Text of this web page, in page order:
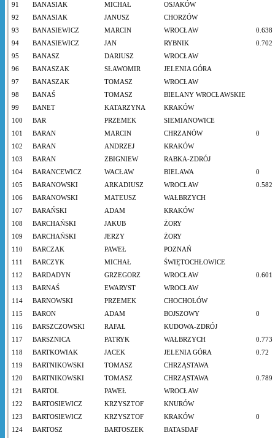
91
BANASIAK MICHAŁ
OSJAKÓW
92
BANASIAK JANUSZ
CHORZÓW
93
BANASIEWICZ MARCIN WROCŁAW
0.638
94
BANASIEWICZ JAN RYBNIK
0.702
95
BANASZ DARIUSZ
WROCŁAW
96
BANASZAK SŁAWOMIR
JELENIA GÓRA
97
BANASZAK TOMASZ
WROCŁAW
98
BANAŚ TOMASZ
BIELANY WROCŁAWSKIE
99
BANET KATARZYNA
KRAKÓW
100
BAR PRZEMEK
SIEMIANOWICE
101
BARAN MARCIN CHRZANÓW
0
102
BARAN ANDRZEJ
KRAKÓW
103
BARAN ZBIGNIEW
RABKA-ZDRÓJ
104
BARANCEWICZ WACŁAW BIELAWA
0
105
BARANOWSKI ARKADIUSZ WROCŁAW
0.582
106
BARANOWSKI MATEUSZ
WAŁBRZYCH
107
BARAŃSKI ADAM
KRAKÓW
108
BARCHAŃSKI JAKUB
ŻORY
109
BARCHAŃSKI JERZY
ŻORY
110
BARCZAK PAWEŁ
POZNAŃ
111
BARCZYK MICHAŁ
ŚWIĘTOCHŁOWICE
112
BARDADYN GRZEGORZ WROCŁAW
0.601
113
BARNAŚ EWARYST
WROCŁAW
114
BARNOWSKI PRZEMEK
CHOCHOŁÓW
115
BARON ADAM BOJSZOWY
0
116
BARSZCZOWSKI RAFAŁ
KUDOWA-ZDRÓJ
117
BARSZNICA PATRYK WAŁBRZYCH
0.773
118
BARTKOWIAK JACEK JELENIA GÓRA
0.72
119
BARTNIKOWSKI TOMASZ
CHRZĄSTAWA
120
BARTNIKOWSKI TOMASZ CHRZĄSTAWA
0.789
121
BARTOL PAWEŁ
WROCŁAW
122
BARTOSIEWICZ KRZYSZTOF
KNURÓW
123
BARTOSIEWICZ KRZYSZTOF KRAKÓW
0
124
BARTOSZ BARTOSZEK
BATASDAF